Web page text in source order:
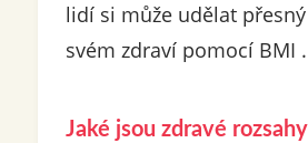
lidí si může udělat
svém zdraví pomocí BMI .
Jaké jsou zdravé